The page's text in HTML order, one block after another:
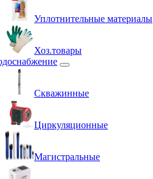
Уплотнительные материалы
Хоз.товары
Скважинные
Циркуляционные
Магистральные